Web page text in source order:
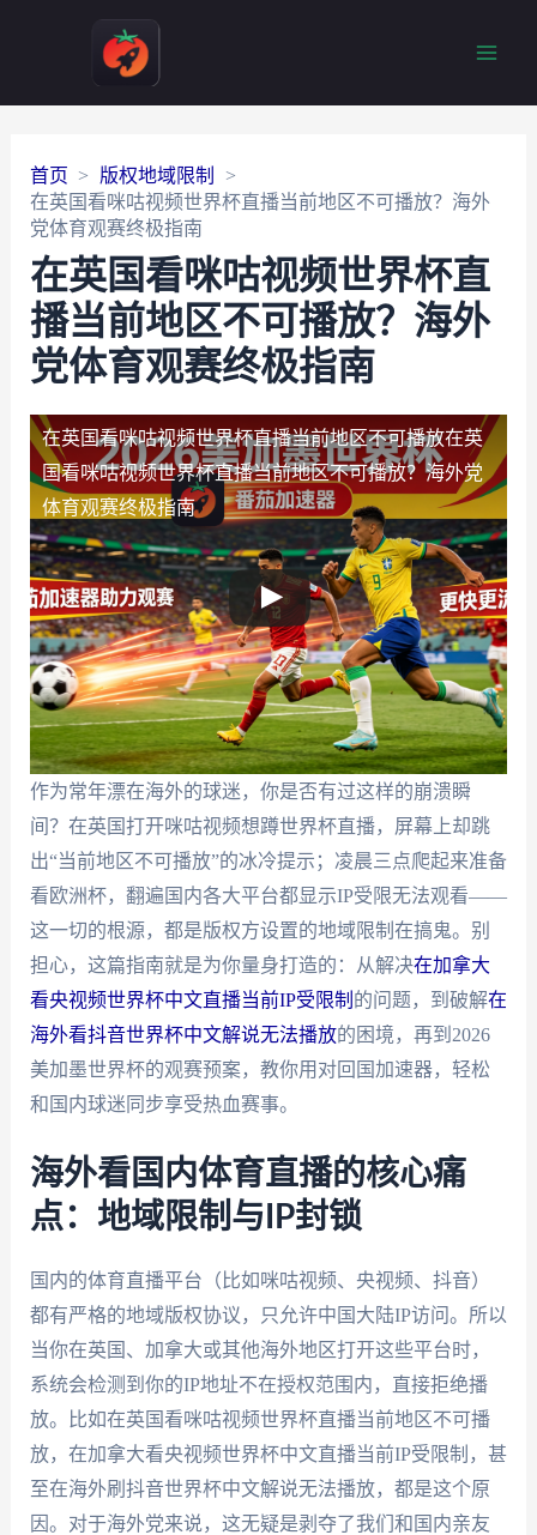
首页
版权地域限制
在英国看咪咕视频世界杯直播当前地区不可播放？海外
党体育观赛终极指南
在英国看咪咕视频世界杯直
播当前地区不可播放？海外
党体育观赛终极指南
在英国看咪咕视频世界杯直播当前地区不可播放在英
国看咪咕视频世界杯直播当前地区不可播放？海外党
体育观赛终极指南
作为常年漂在海外的球迷，你是否有过这样的崩溃瞬
间？在英国打开咪咕视频想蹲世界杯直播，屏幕上却跳
出“当前地区不可播放”的冰冷提示；凌晨三点爬起来准备
看欧洲杯，翻遍国内各大平台都显示IP受限无法观看——
这一切的根源，都是版权方设置的地域限制在搞鬼。别
担心，这篇指南就是为你量身打造的：从解决在加拿大
看央视频世界杯中文直播当前IP受限制 的问题，到破解在
海外看抖音世界杯中文解说无法播放的困境，再到2026
美加墨世界杯的观赛预案，教你用对回国加速器，轻松
和国内球迷同步享受热血赛事。
海外看国内体育直播的核心痛
点：地域限制与IP封锁
国内的体育直播平台（比如咪咕视频、央视频、抖音）
都有严格的地域版权协议，只允许中国大陆IP访问。所以
当你在英国、加拿大或其他海外地区打开这些平台时，
系统会检测到你的IP地址不在授权范围内，直接拒绝播
放。比如在英国看咪咕视频世界杯直播当前地区不可播
放，在加拿大看央视频世界杯中文直播当前IP受限制，甚
至在海外刷抖音世界杯中文解说无法播放，都是这个原
因。对于海外党来说，这无疑是剥夺了我们和国内亲友